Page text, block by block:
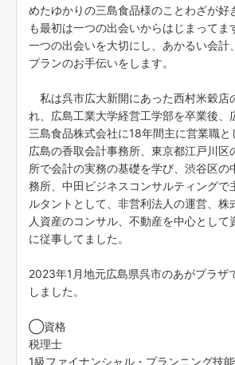
めたゆかりの三島食品様のことわざが好
も最初は一つの出会いからはじまってま
一つの出会いを大切にし、あかるい会計
プランのお手伝いをします。
私は呉市広大新開にあった西村米穀店
れ、広島工業大学経営工学部を卒業後、
三島食品株式会社に18年間主に営業職と
広島の香取会計事務所、東京都江戸川区
所で会計の実務の基礎を学び、渋谷区の
務所、中田ビジネスコンサルティングで
ルタントとして、非営利法人の運営、株
人資産のコンサル、不動産を中心として
に従事してました。
2023年1月地元広島県呉市のあがプラザ
しました。
◯資格
税理士
1級ファイナンシャル・プランニング技